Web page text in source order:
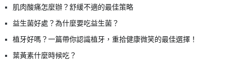
肌肉酸痛怎麼辦？舒緩不適的最佳策略
益生菌好處？為什麼要吃益生菌？
植牙好嗎？一篇帶你認識植牙，重拾健康微笑的最佳選擇！
葉黃素什麼時候吃？